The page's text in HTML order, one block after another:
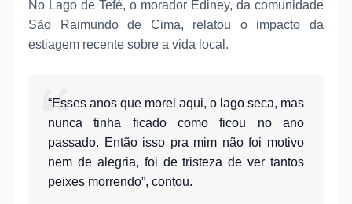
No Lago de Tefé, o morador Ediney, da comunidade
São Raimundo de Cima, relatou o impacto da
estiagem recente sobre a vida local.
“Esses anos que morei aqui, o lago seca, mas
nunca tinha ficado como ficou no ano
passado. Então isso pra mim não foi motivo
nem de alegria, foi de tristeza de ver tantos
peixes morrendo”, contou.